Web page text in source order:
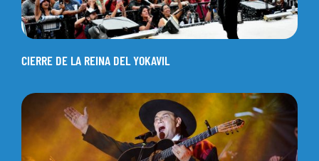
CIERRE DE LA REINA DEL YOKAVIL